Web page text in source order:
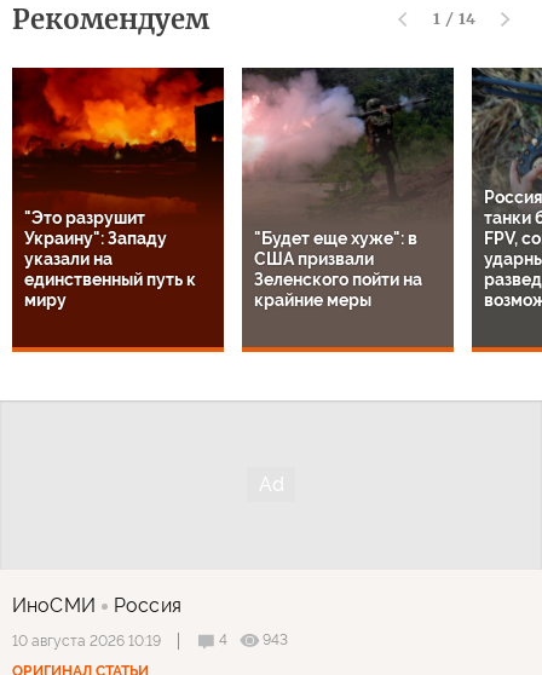
Рекомендуем 1 / 14
"Это разрушит
Украину": Западу
указали на
единственный путь к
миру
"Будет еще хуже": в
США призвали
Зеленского пойти на
крайние меры
танки
FPV,
ИноСМИ Россия
10 августа 2026 10:19 4
943
ОРИГИНАЛ СТАТЬИ